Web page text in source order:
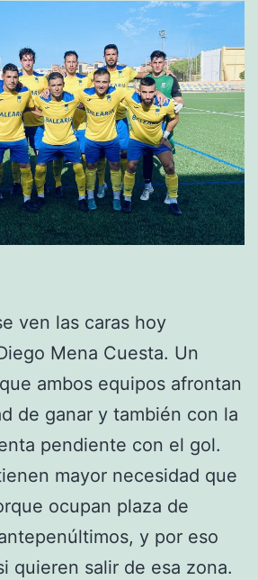
ven las caras hoy
Mena Cuesta. Un
ambos equipos afrontan
de ganar y también con la
pendiente con el gol.
mayor necesidad que
ocupan plaza de
y por eso
quieren salir de esa zona.